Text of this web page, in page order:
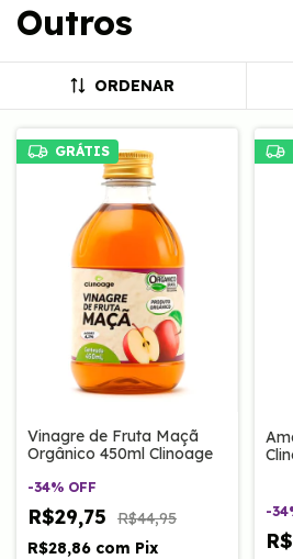
Outros
ORDENAR
GRÁTIS
Vinagre de Fruta Maçã
Orgânico 450ml Clinoage
-34% OFF
R$29,75
R$44,95
R$28,86 com Pix
-34